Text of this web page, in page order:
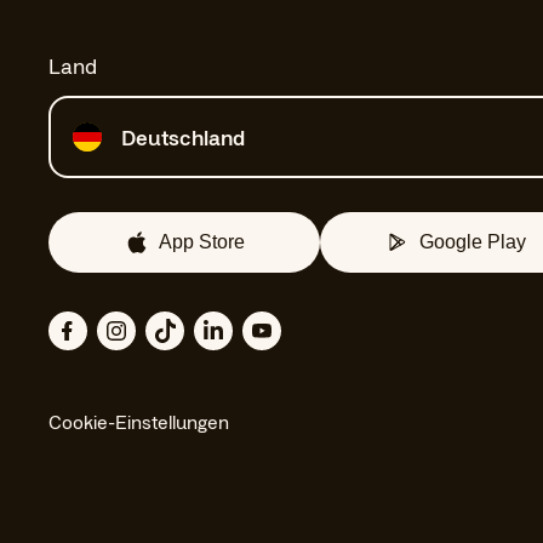
Land
Land auswählen
Deutschland
App Store Google Play
Cookie-Einstellungen